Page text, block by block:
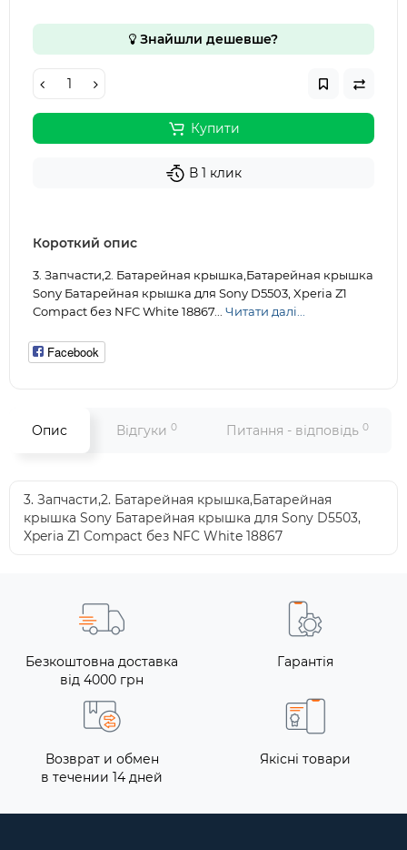
Знайшли дешевше?
Купити
В 1 клик
Короткий опис
3. Запчасти,2. Батарейная крышка,Батарейная крышка
Sony Батарейная крышка для Sony D5503, Xperia Z1
Compact без NFC White 18867... Читати далі...
Facebook
Опис Відгуки 0 Питання - відповідь 0
3. Запчасти,2. Батарейная крышка,Батарейная
крышка Sony Батарейная крышка для Sony D5503,
Xperia Z1 Compact без NFC White 18867
Безкоштовна доставка
від 4000 грн
Гарантія
Возврат и обмен
в течении 14 дней
Якісні товари